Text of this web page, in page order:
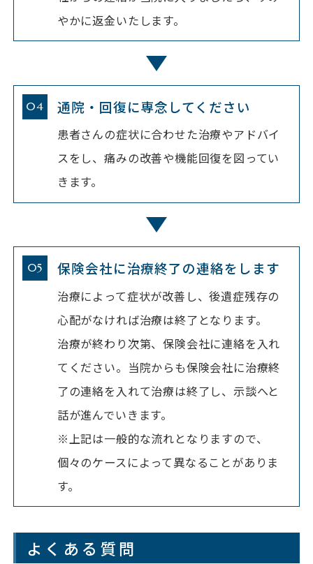
やかに返金いたします。
通院・回復に専念してください
患者さんの症状に合わせた治療やアドバイ
スをし、痛みの改善や機能回復を図ってい
きます。
保険会社に治療終了の連絡をします
治療によって症状が改善し、後遺症残存の
心配がなければ治療は終了となります。
治療が終わり次第、保険会社に連絡を入れ
てください。当院からも保険会社に治療終
了の連絡を入れて治療は終了し、示談へと
話が進んでいきます。
※上記は一般的な流れとなりますので、
個々のケースによって異なることがありま
す。
よくある質問